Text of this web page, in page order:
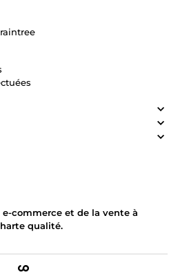
commerce et de la vente à
qualité.